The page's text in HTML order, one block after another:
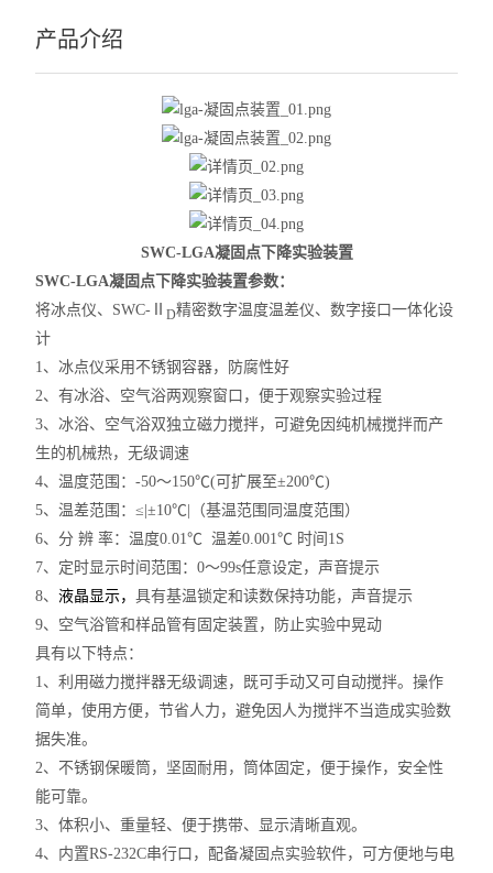
产品介绍
SWC-LGA凝固点下降实验装置
SWC-LGA凝固点下降实验装置参数：
将冰点仪、SWC-ⅡD精密数字温度温差仪、数字接口一体化设
计
1、冰点仪采用不锈钢容器，防腐性好
2、有冰浴、空气浴两观察窗口，便于观察实验过程
3、冰浴、空气浴双独立磁力搅拌，可避免因纯机械搅拌而产
生的机械热，无级调速
4、温度范围：-50～150℃(可扩展至±200℃)
5、温差范围：≤|±10℃|（基温范围同温度范围）
6、分 辨 率：温度0.01℃ 温差0.001℃ 时间1S
7、定时显示时间范围：0～99s任意设定，声音提示
8、液晶显示，具有基温锁定和读数保持功能，声音提示
9、空气浴管和样品管有固定装置，防止实验中晃动
具有以下特点：
1、利用磁力搅拌器无级调速，既可手动又可自动搅拌。操作
简单，使用方便，节省人力，避免因人为搅拌不当造成实验数
据失准。
2、不锈钢保暖筒，坚固耐用，筒体固定，便于操作，安全性
能可靠。
3、体积小、重量轻、便于携带、显示清晰直观。
4、内置RS-232C串行口，配备凝固点实验软件，可方便地与电